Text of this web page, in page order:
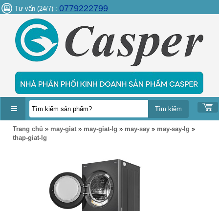
Tư vấn (24/7) : 0779222799
DANH
MỤC
Trang chủ » may-giat » may-giat-lg » may-say » may-say-lg »
thap-giat-lg